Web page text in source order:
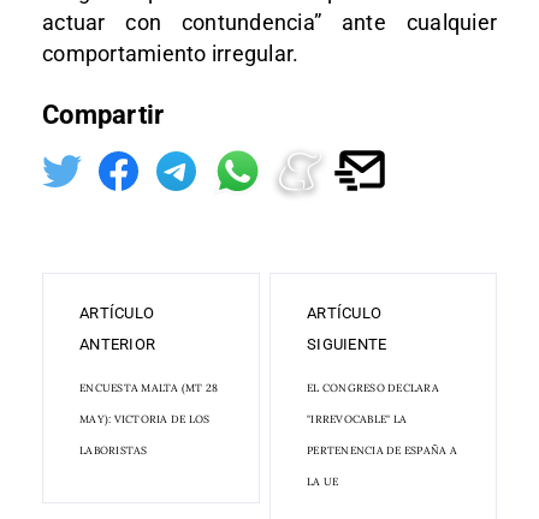
actuar con contundencia” ante cualquier
comportamiento irregular.
Compartir
ARTÍCULO
ANTERIOR
ENCUESTA MALTA (MT 28
MAY): VICTORIA DE LOS
LABORISTAS
ARTÍCULO
SIGUIENTE
EL CONGRESO DECLARA
"IRREVOCABLE" LA
PERTENENCIA DE ESPAÑA A
LA UE